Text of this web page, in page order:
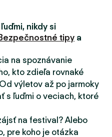
nikdy si
Bezpečnostné tipy a
na spoznávanie
kto zdieľa rovnaké
výletov až po jarmoky
s ľuďmi o veciach, ktoré
na festival? Alebo
pre koho je otázka